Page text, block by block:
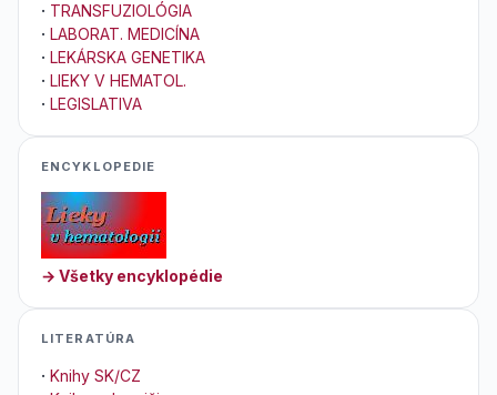
· TRANSFUZIOLÓGIA
· LABORAT. MEDICÍNA
· LEKÁRSKA GENETIKA
· LIEKY V HEMATOL.
· LEGISLATIVA
ENCYKLOPEDIE
→ Všetky encyklopédie
LITERATÚRA
· Knihy SK/CZ